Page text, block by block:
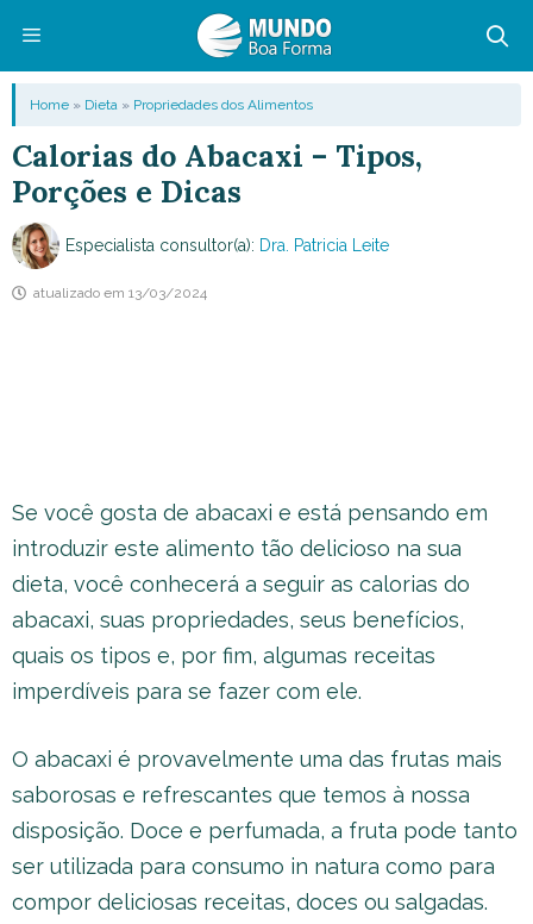
conteúdo
Menu
Home » Dieta » Propriedades dos Alimentos
Calorias do Abacaxi – Tipos,
Porções e Dicas
Especialista consultor(a): Dra. Patricia Leite
atualizado em 13/03/2024
Se você gosta de abacaxi e está pensando em
introduzir este alimento tão delicioso na sua
dieta, você conhecerá a seguir as calorias do
abacaxi, suas propriedades, seus benefícios,
quais os tipos e, por fim, algumas receitas
imperdíveis para se fazer com ele.
O abacaxi é provavelmente uma das frutas mais
saborosas e refrescantes que temos à nossa
disposição. Doce e perfumada, a fruta pode tanto
ser utilizada para consumo in natura como para
compor deliciosas receitas, doces ou salgadas.